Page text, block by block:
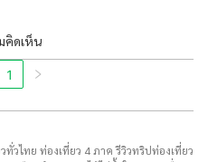
คิดเห็น
1
วไทย ท่องเที่ยว 4 ภาค รีวิวทริปท่องเที่ยว